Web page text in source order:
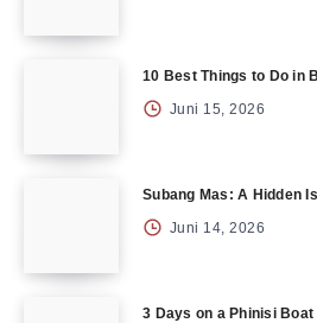
10 Best Things to Do in
Juni 15, 2026
Subang Mas: A Hidden
Juni 14, 2026
3 Days on a Phinisi